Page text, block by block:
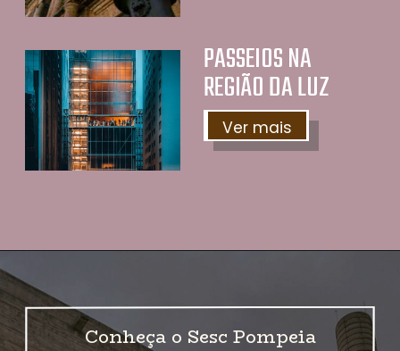
PASSEIOS NA
REGIÃO DA LUZ
Ver mais
Conheça o Sesc Pompeia